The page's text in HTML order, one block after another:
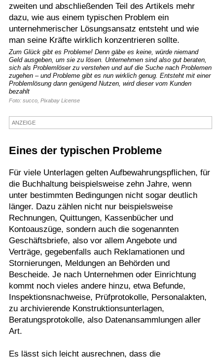
Termine
Kostenlos
zweiten und abschließenden Teil des Artikels mehr
dazu, wie aus einem typischen Problem ein
unternehmerischer Lösungsansatz entsteht und wie
man seine Kräfte wirklich konzentrieren sollte.
Zum Glück gibt es Probleme! Denn gäbe es keine, würde niemand
Geld ausgeben, um sie zu lösen. Unternehmen sind also gut beraten,
sich als Problemlöser zu verstehen und auf die Suche nach Problemen
zugehen – und Probleme gibt es nun wirklich genug. Entsteht mit einer
Problemlösung dann genügend Nutzen, wird dieser vom Kunden
bezahlt
Foto: succo, Pixabay License
ANZEIGE
Eines der typischen Probleme
Für viele Unterlagen gelten Aufbewahrungspflichen, für
die Buchhaltung beispielsweise zehn Jahre, wenn
unter bestimmten Bedingungen nicht sogar deutlich
länger. Dazu zählen nicht nur beispielsweise
Rechnungen, Quittungen, Kassenbücher und
Kontoauszüge, sondern auch die sogenannten
Geschäftsbriefe, also vor allem Angebote und
Verträge, gegebenfalls auch Reklamationen und
Stornierungen, Meldungen an Behörden und
Bescheide. Je nach Unternehmen oder Einrichtung
kommt noch vieles andere hinzu, etwa Befunde,
Inspektionsnachweise, Prüfprotokolle, Personalakten,
zu archivierende Konstruktionsunterlagen,
Beratungsprotokolle, also Datenansammlungen aller
Art.
Es lässt sich leicht ausrechnen, dass die